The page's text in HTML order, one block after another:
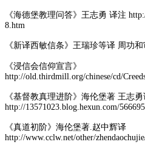
《海德堡教理问答》王志勇 译注
8.htm
《新译西敏信条》王瑞珍等译 周功
《浸信会信仰宣言》
http://old.thirdmill.org/chinese/cd/
《基督教真理进阶》海伦堡著 王志勇
http://13571023.blog.hexun.com/
《真道初阶》海伦堡著.赵中辉译
http://www.cclw.net/other/